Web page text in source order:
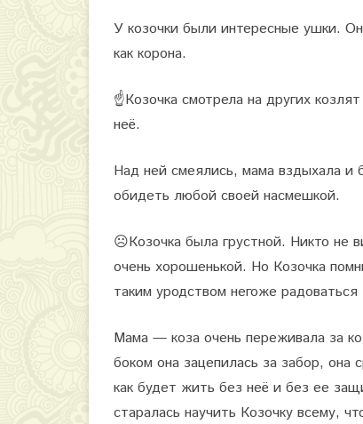
У козочки были интересные ушки.
как корона.
☝️Козочка смотрела на других
неё.
Над ней смеялись, мама вздыхала и
обидеть любой своей насмешкой.
☹️Козочка была грустной. Никто не
очень хорошенькой. Но Козочка
таким уродством негоже
Мама — коза очень переживала за
боком она зацепилась за забор,
как будет жить без неё и без ее
старалась научить Козочку всему,